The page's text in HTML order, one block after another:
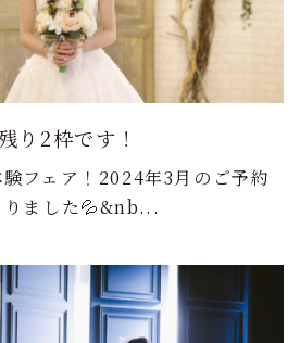
り2枠です！
フェア！2024年3月のご予約
ました💦&nb...